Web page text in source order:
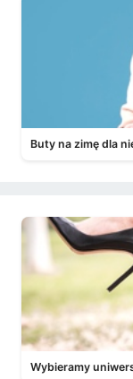
Buty na zimę dla
Wybieramy